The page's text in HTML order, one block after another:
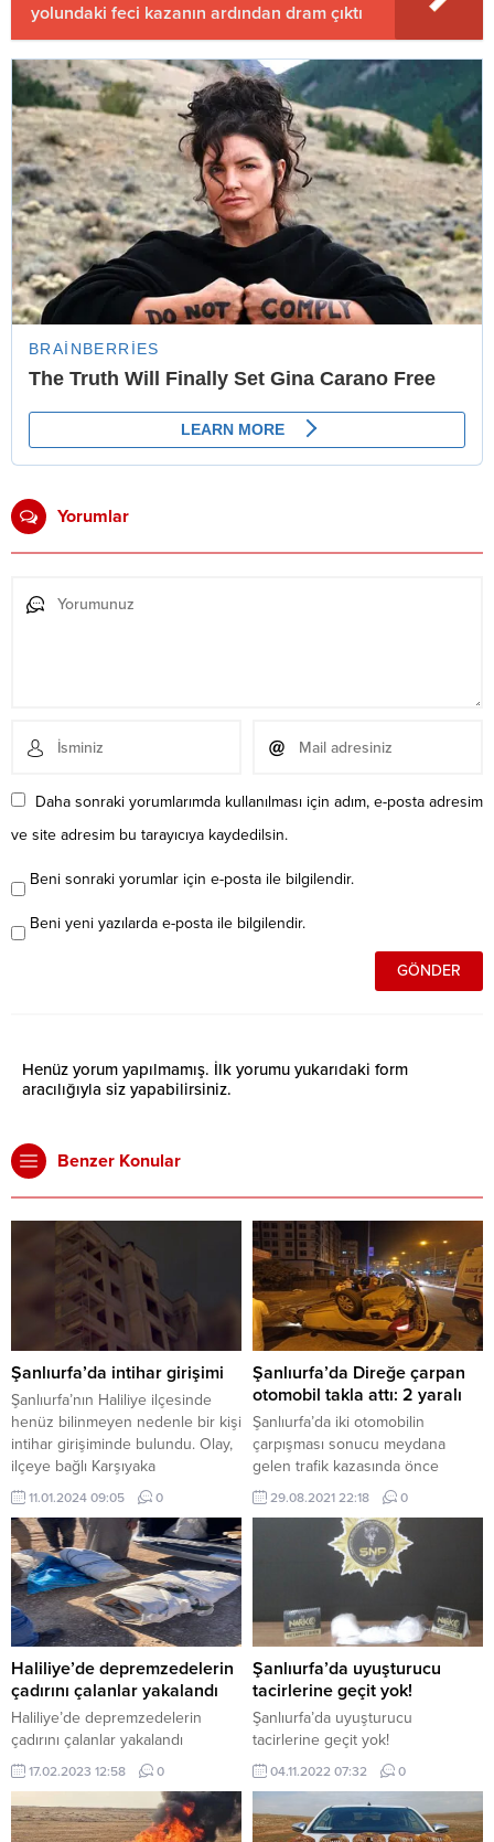
yolundaki feci kazanın ardından dram çıktı
Yorumlar
Daha sonraki yorumlarımda kullanılması için adım, e-posta adresim
ve site adresim bu tarayıcıya kaydedilsin.
Beni sonraki yorumlar için e-posta ile bilgilendir.
Beni yeni yazılarda e-posta ile bilgilendir.
Henüz yorum yapılmamış. İlk yorumu yukarıdaki form
aracılığıyla siz yapabilirsiniz.
Benzer Konular
Şanlıurfa’da intihar girişimi
Şanlıurfa’nın Haliliye ilçesinde
henüz bilinmeyen nedenle bir kişi
intihar girişiminde bulundu. Olay,
ilçeye bağlı Karşıyaka
Mahallesi’nde meydana geldi.
İddiaya göre, henüz bilinmeyen
nedenle bir kişi, bir binanın en
üst katına çıktı. Çevredekilerin
ihbarı üzerine olay yerine sağlık,
polis ve itfaiye ekipleri sevk
edildi. Olay yerine gelen polis
ekipleri, çevrede güvenlik...
11.01.2024 09:05 0
Şanlıurfa’da Direğe çarpan
otomobil takla attı: 2 yaralı
Şanlıurfa’da iki otomobilin
çarpışması sonucu meydana
gelen trafik kazasında önce
kaldırıma ardından aydınlatma
direğine çarpan otomobil takla
attı. Kazada 2 kişi yaralandı. Kaza,
Sırrın Mahallesi’nde Sırrın Köprülü
Kavşağında meydana geldi.
16KPU51 plakalı araca, arkasından
gelen 34TC3963 plakalı otomobil
çarptı. Çarpmanın etkisiyle
savrulan araç önce kaldırıma...
29.08.2021 22:18 0
Haliliye’de depremzedelerin
çadırını çalanlar yakalandı
Haliliye’de depremzedelerin
çadırını çalanlar yakalandı
17.02.2023 12:58 0
Şanlıurfa’da uyuşturucu
tacirlerine geçit yok!
Şanlıurfa’da uyuşturucu
tacirlerine geçit yok!
04.11.2022 07:32 0